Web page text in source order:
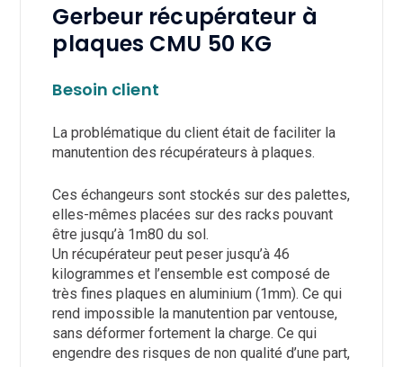
Gerbeur récupérateur à
plaques CMU 50 KG
Besoin client
La problématique du client était de faciliter la
manutention des récupérateurs à plaques.
Ces échangeurs sont stockés sur des palettes,
elles-mêmes placées sur des racks pouvant
être jusqu’à 1m80 du sol.
Un récupérateur peut peser jusqu’à 46
kilogrammes et l’ensemble est composé de
très fines plaques en aluminium (1mm). Ce qui
rend impossible la manutention par ventouse,
sans déformer fortement la charge. Ce qui
engendre des risques de non qualité d’une part,